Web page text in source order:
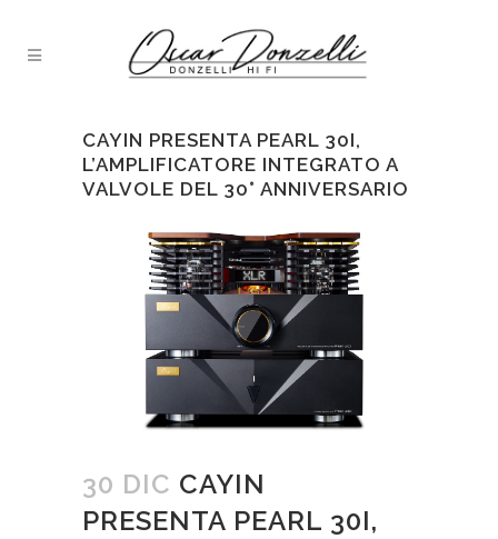
CAYIN PRESENTA PEARL 30I,
L’AMPLIFICATORE INTEGRATO A
VALVOLE DEL 30° ANNIVERSARIO
30 DIC CAYIN
PRESENTA PEARL 30I,